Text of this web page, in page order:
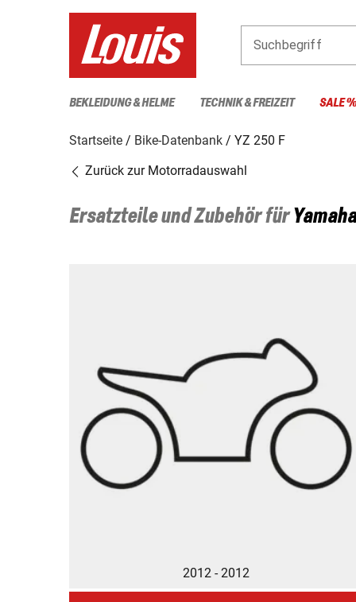
Suchbegriff
BEKLEIDUNG & HELME TECHNIK & FREIZEIT SALE %
Startseite Bike-Datenbank
YZ 250 F
Zurück zur Motorradauswahl
Ersatzteile und Zubehör fürYamaha
2012 - 2012